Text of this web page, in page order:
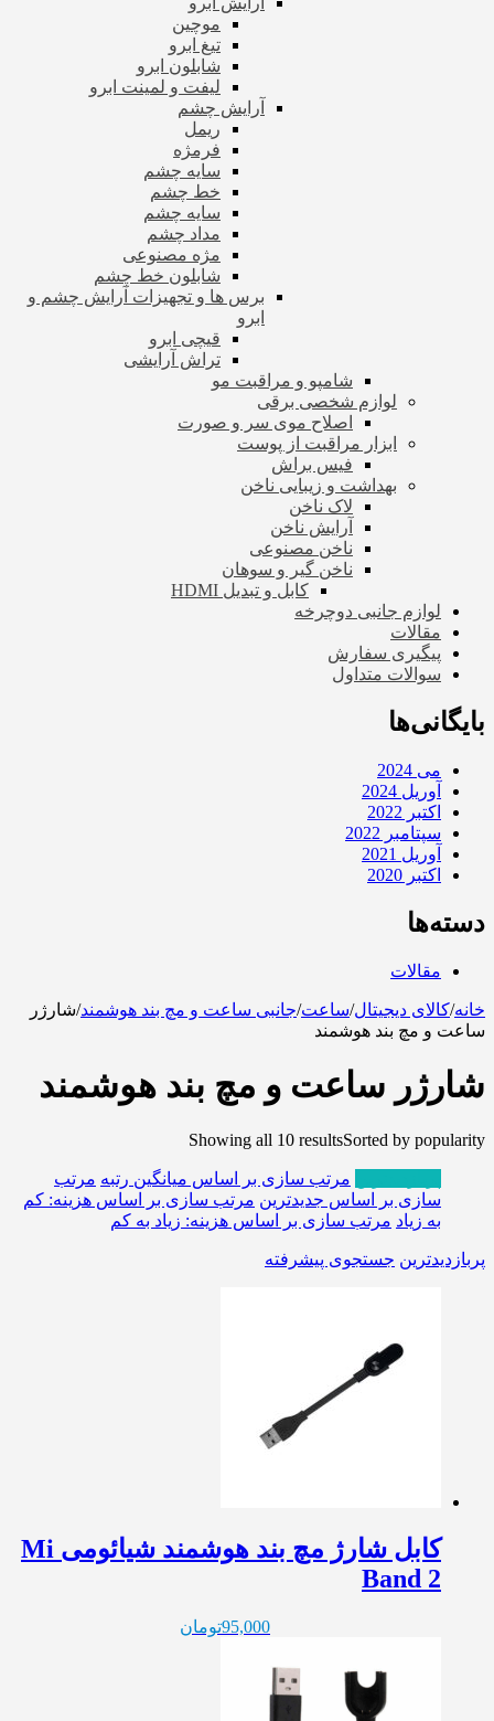
موچین
تیغ ابرو
شابلون ابرو
لیفت و لمینت ابرو
آرایش چشم
ریمل
فرمژه
سایه چشم
خط چشم
سایه چشم
مداد چشم
مژه مصنوعی
شابلون خط چشم
برس ها و تجهیزات آرایش چشم و
ابرو
قیچی ابرو
تراش آرایشی
شامپو و مراقبت مو
لوازم شخصی برقی
اصلاح موی سر و صورت
ابزار مراقبت از پوست
فیس براش
بهداشت و زیبایی ناخن
لاک ناخن
آرایش ناخن
ناخن مصنوعی
ناخن گیر و سوهان
کابل و تبدیل HDMI
لوازم جانبی دوچرخه
مقالات
پیگیری سفارش
سوالات متداول
بایگانی‌ها
می 2024
آوریل 2024
اکتبر 2022
سپتامبر 2022
آوریل 2021
اکتبر 2020
دسته‌ها
مقالات
خانه/کالای دیجیتال/ساعت/جانبی ساعت و مچ بند هوشمند/شارژر
ساعت و مچ بند هوشمند
شارژر ساعت و مچ بند هوشمند
Showing all 10 resultsSorted by popularity
مرتب سازی بر اساس میانگین رتبه مرتب
سازی بر اساس جدیدترین مرتب سازی بر اساس هزینه: کم
به زیاد مرتب سازی بر اساس هزینه: زیاد به کم
پربازدیدترین جستجوی پیشرفته
کابل شارژ مچ بند هوشمند شیائومی Mi
Band 2
95,000تومان